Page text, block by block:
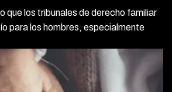
que los tribunales de derecho familiar
para los hombres, especialmente